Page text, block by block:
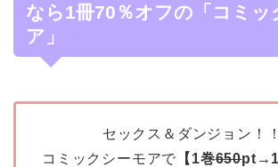
なら1冊70％オフの「コミッ
ア」
セックス＆ダンジョン！
コミックシーモアで 【1巻650